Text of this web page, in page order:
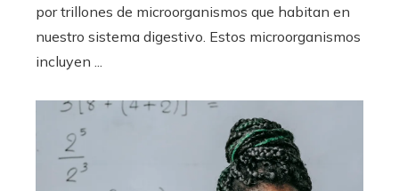
por trillones de microorganismos que habitan en
nuestro sistema digestivo. Estos microorganismos
incluyen ...